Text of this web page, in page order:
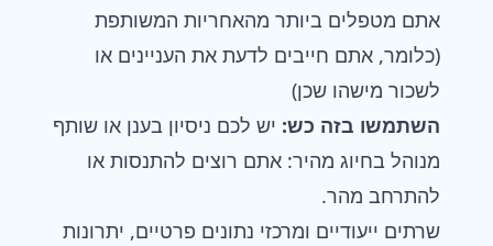
אתם מטפלים ביותר מהאחריות המשותפת
(כלומר, אתם חייבים לדעת את העניינים או
לשכור מישהו שכן)
השתמשו בזה כש: יש לכם ניסיון בענן או שותף
מנוהל בחיוג מהיר: אתם רוצים להתנסות או
להתרחב מהר.
שרתים ייעודיים ומרכזי נתונים פרטיים, יתרונות